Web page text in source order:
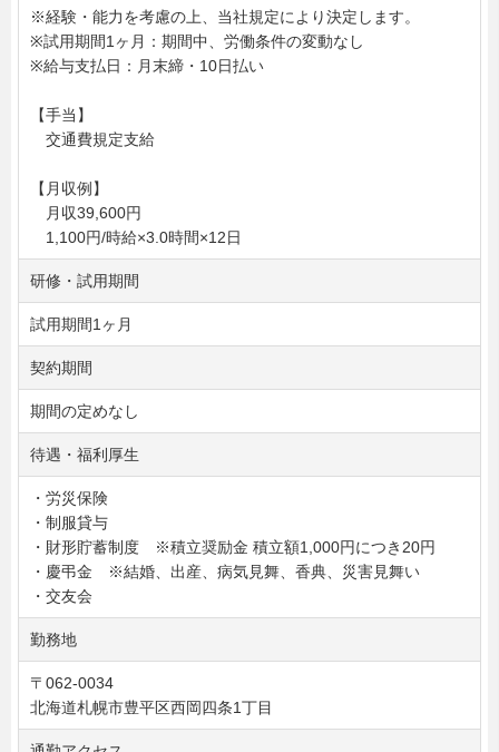
※経験・能力を考慮の上、当社規定により決定します。
※試用期間1ヶ月：期間中、労働条件の変動なし
※給与支払日：月末締・10日払い
【手当】
交通費規定支給
【月収例】
月収39,600円
1,100円/時給×3.0時間×12日
研修・試用期間
試用期間1ヶ月
契約期間
期間の定めなし
待遇・福利厚生
・労災保険
・制服貸与
・財形貯蓄制度 ※積立奨励金 積立額1,000円につき20円
・慶弔金 ※結婚、出産、病気見舞、香典、災害見舞い
・交友会
勤務地
〒062-0034
北海道札幌市豊平区西岡四条1丁目